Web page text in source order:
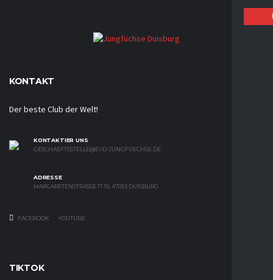
KONTAKT
Der beste Club der Welt!
KONTAKTIER UNS
GESCHAEFTSSTELLE@EVD-JUNGFUECHSE.DE
ADRESSE
MARGARETENSTRASSE 17-19, 47053 DUISBURG
FACEBOOK YOUTUBE
TIKTOK